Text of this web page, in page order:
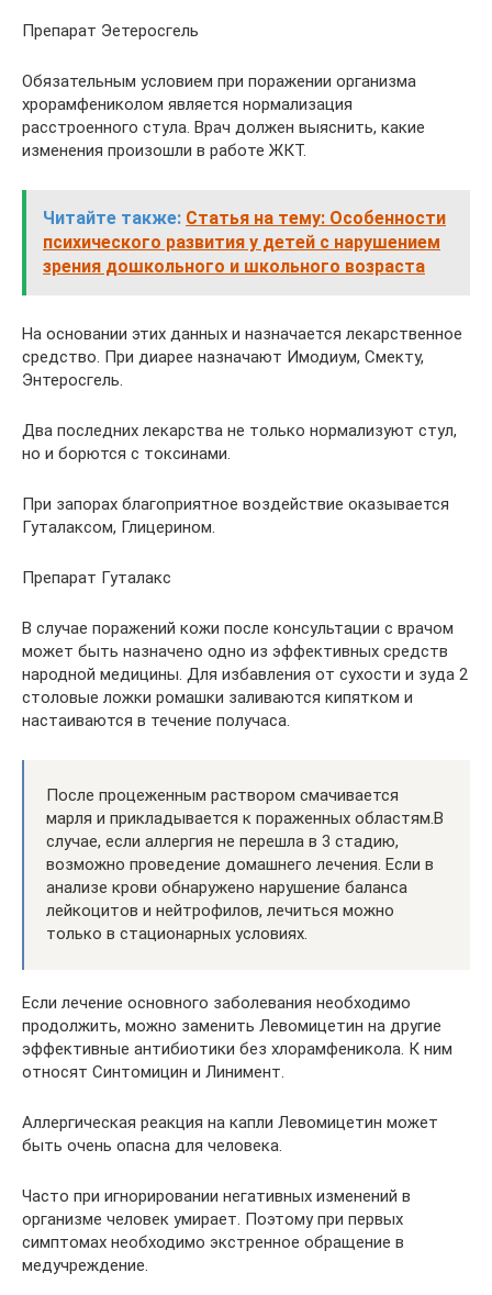
Препарат Эетеросгель
Обязательным условием при поражении организма
хрорамфениколом является нормализация
расстроенного стула. Врач должен выяснить, какие
изменения произошли в работе ЖКТ.
Читайте также: Статья на тему: Особенности
психического развития у детей с нарушением
зрения дошкольного и школьного возраста
На основании этих данных и назначается лекарственное
средство. При диарее назначают Имодиум, Смекту,
Энтеросгель.
Два последних лекарства не только нормализуют стул,
но и борются с токсинами.
При запорах благоприятное воздействие оказывается
Гуталаксом, Глицерином.
Препарат Гуталакс
В случае поражений кожи после консультации с врачом
может быть назначено одно из эффективных средств
народной медицины. Для избавления от сухости и зуда 2
столовые ложки ромашки заливаются кипятком и
настаиваются в течение получаса.
После процеженным раствором смачивается
марля и прикладывается к пораженных областям.В
случае, если аллергия не перешла в 3 стадию,
возможно проведение домашнего лечения. Если в
анализе крови обнаружено нарушение баланса
лейкоцитов и нейтрофилов, лечиться можно
только в стационарных условиях.
Если лечение основного заболевания необходимо
продолжить, можно заменить Левомицетин на другие
эффективные антибиотики без хлорамфеникола. К ним
относят Синтомицин и Линимент.
Аллергическая реакция на капли Левомицетин может
быть очень опасна для человека.
Часто при игнорировании негативных изменений в
организме человек умирает. Поэтому при первых
симптомах необходимо экстренное обращение в
медучреждение.